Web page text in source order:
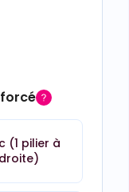
(1 pilier à
droite)